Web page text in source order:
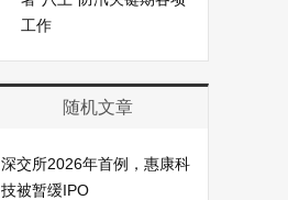
工作
随机文章
深交所2026年首例，惠康科
技被暂缓IPO